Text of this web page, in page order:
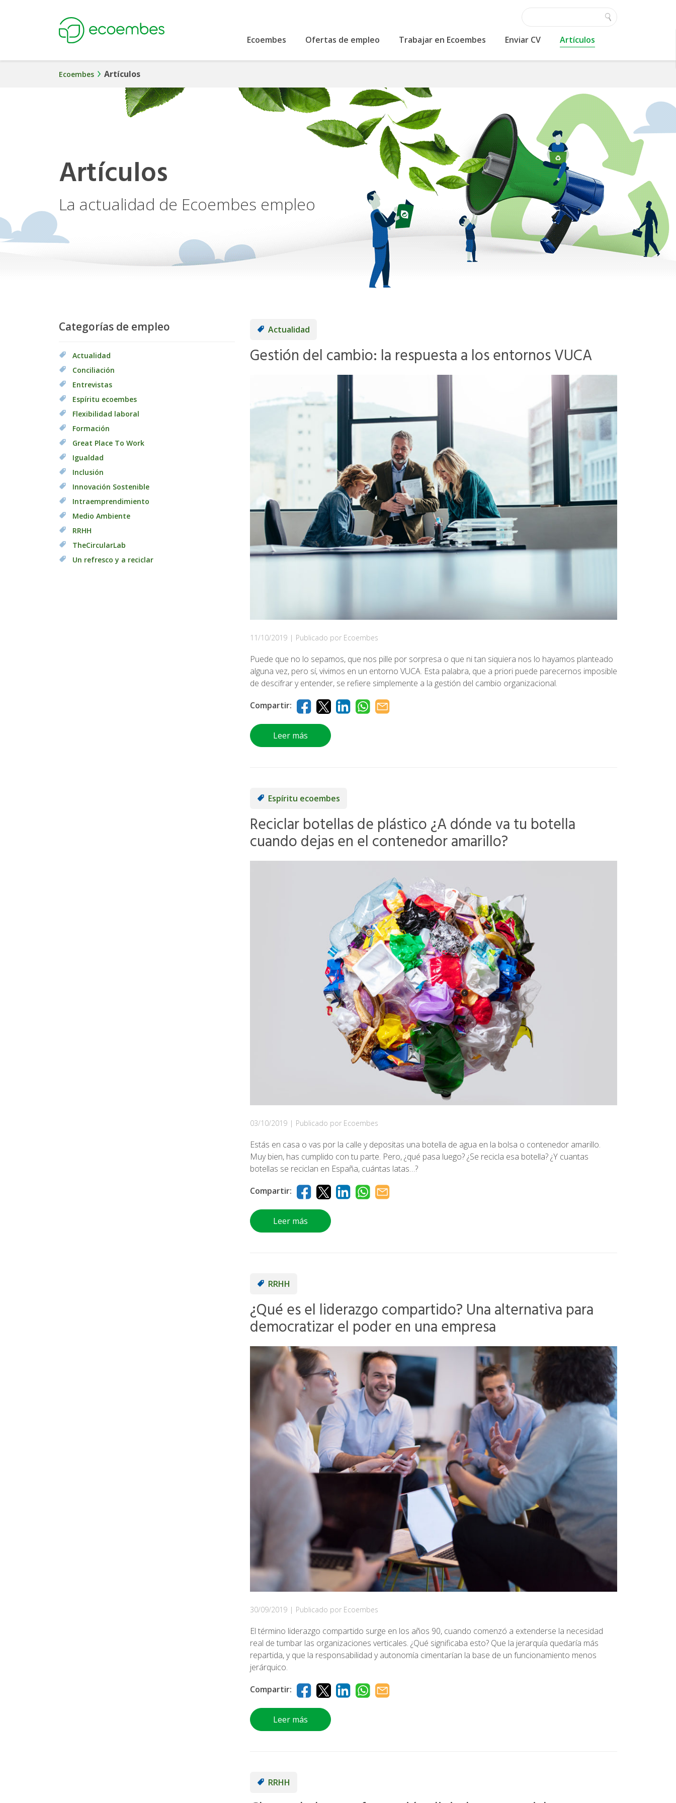
Ecoembes
Ofertas de empleo Trabajar en Ecoembes Enviar CV Artículos
Ecoembes Artículos
Artículos
La actualidad de Ecoembes empleo
Categorías de empleo
Actualidad
Conciliación
Entrevistas
Espíritu ecoembes
Flexibilidad laboral
Formación
Great Place To Work
Igualdad
Inclusión
Innovación Sostenible
Intraemprendimiento
Medio Ambiente
RRHH
TheCircularLab
Un refresco y a reciclar
Actualidad
Gestión del cambio: la respuesta a los entornos VUCA
11/10/2019 | Publicado por Ecoembes
Puede que no lo sepamos, que nos pille por sorpresa o que ni tan siquiera nos lo hayamos planteado
alguna vez, pero sí, vivimos en un entorno VUCA. Esta palabra, que a priori puede parecernos imposible
de descifrar y entender, se refiere simplemente a la gestión del cambio organizacional.
Compartir:
Leer más
Espíritu ecoembes
Reciclar botellas de plástico ¿A dónde va tu botella
cuando dejas en el contenedor amarillo?
03/10/2019 | Publicado por Ecoembes
Estás en casa o vas por la calle y depositas una botella de agua en la bolsa o contenedor amarillo.
Muy bien, has cumplido con tu parte. Pero, ¿qué pasa luego? ¿Se recicla esa botella? ¿Y cuantas
botellas se reciclan en España, cuántas latas…?
Compartir:
Leer más
RRHH
¿Qué es el liderazgo compartido? Una alternativa para
democratizar el poder en una empresa
30/09/2019 | Publicado por Ecoembes
El término liderazgo compartido surge en los años 90, cuando comenzó a extenderse la necesidad
real de tumbar las organizaciones verticales. ¿Qué significaba esto? Que la jerarquía quedaría más
repartida, y que la responsabilidad y autonomía cimentarían la base de un funcionamiento menos
jerárquico.
Compartir:
Leer más
RRHH